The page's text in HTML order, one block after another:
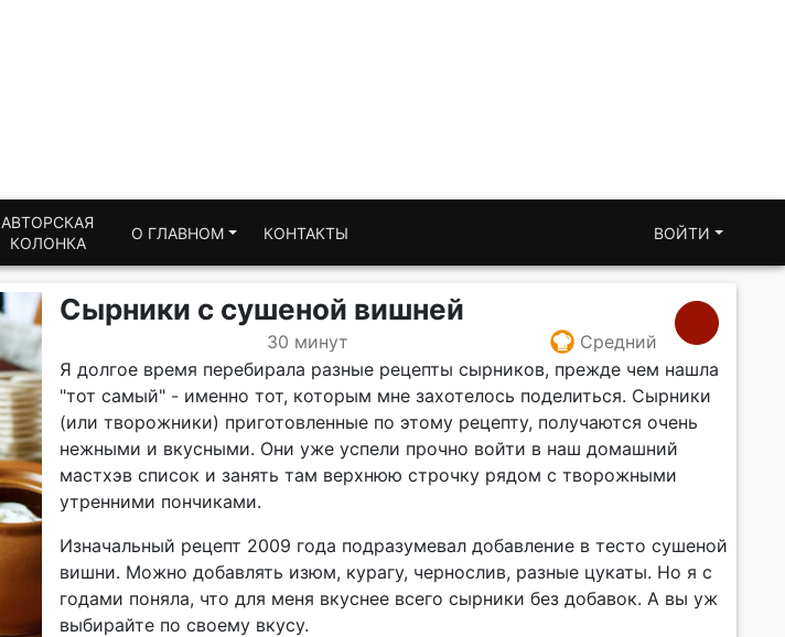
АВТОРСКАЯ
КОЛОНКА
О ГЛАВНОМ КОНТАКТЫ ВОЙТИ
Сырники с сушеной вишней
30 минут
Средний
Я долгое время перебирала разные рецепты сырников, прежде чем нашла
"тот самый" - именно тот, которым мне захотелось поделиться. Сырники
(или творожники) приготовленные по этому рецепту, получаются очень
нежными и вкусными. Они уже успели прочно войти в наш домашний
мастхэв список и занять там верхнюю строчку рядом с творожными
утренними пончиками.
Изначальный рецепт 2009 года подразумевал добавление в тесто сушеной
вишни. Можно добавлять изюм, курагу, чернослив, разные цукаты. Но я с
годами поняла, что для меня вкуснее всего сырники без добавок. А вы уж
выбирайте по своему вкусу.